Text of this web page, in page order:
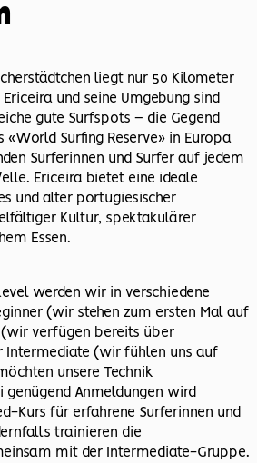
liegt nur 50 Kilometer
und seine Umgebung sind
gute Surfspots – die Gegend
«World Surfing Reserve» in Europa
Surferinnen und Surfer auf jedem
Ericeira bietet eine ideale
und alter portugiesischer
Kultur, spektakulärer
Essen.
werden wir in verschiedene
(wir stehen zum ersten Mal auf
verfügen bereits über
Intermediate (wir fühlen uns auf
unsere Technik
Anmeldungen wird
Kurs für erfahrene Surferinnen und
trainieren die
mit der Intermediate-Gruppe.